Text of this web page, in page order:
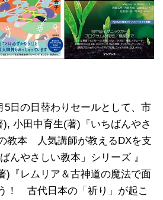
5日の日替わりセールとして、市
小田中育生(著)『いちばんやさ
教本 人気講師が教えるDXを支
んやさしい教本」シリーズ 』
)『レムリア＆古神道の魔法で面
！ 古代日本の「祈り」が起こ